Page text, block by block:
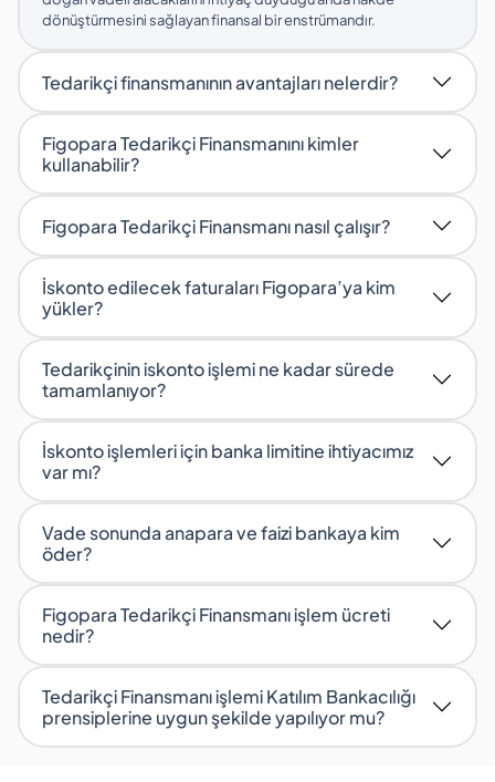
dönüştürmesini sağlayan finansal bir enstrümandır.
Tedarikçi finansmanının avantajları nelerdir?
Figopara Tedarikçi Finansmanını kimler
kullanabilir?
Figopara Tedarikçi Finansmanı nasıl çalışır?
İskonto edilecek faturaları Figopara’ya kim
yükler?
Tedarikçinin iskonto işlemi ne kadar sürede
tamamlanıyor?
İskonto işlemleri için banka limitine ihtiyacımız
var mı?
Vade sonunda anapara ve faizi bankaya kim
öder?
Figopara Tedarikçi Finansmanı işlem ücreti
nedir?
Tedarikçi Finansmanı işlemi Katılım Bankacılığı
prensiplerine uygun şekilde yapılıyor mu?